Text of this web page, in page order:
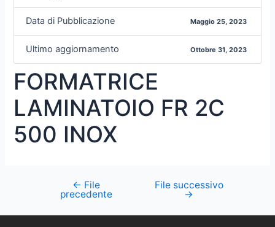
Data di Pubblicazione Maggio 25, 2023
Ultimo aggiornamento Ottobre 31, 2023
FORMATRICE
LAMINATOIO FR 2C
500 INOX
← File
precedente
File successivo
→